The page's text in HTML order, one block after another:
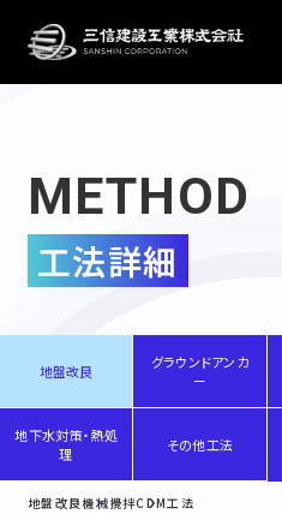
地盤改
のり面保護
構造物補
工法名か
工法
採用
METHOD
工法詳細
地盤改良
グラウンドアンカ
ー
地下水対策・熱処
理
その他工法
地盤改良機械攪拌CDM工法